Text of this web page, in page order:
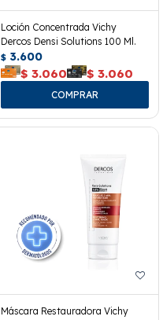
Loción Concentrada Vichy
Dercos Densi Solutions 100 Ml.
$ 3.600
$ 3.060 $ 3.060
Máscara Restauradora Vichy